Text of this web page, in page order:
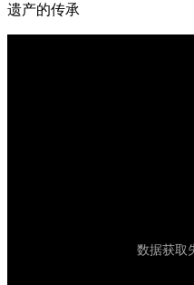
遗产的传承